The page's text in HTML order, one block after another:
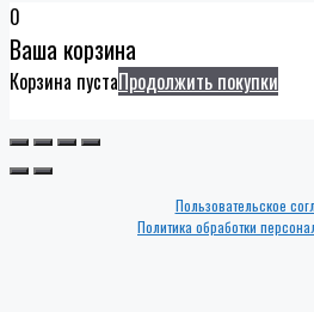
0
Ваша корзина
Корзина пустаПродолжить покупки
Пользовательское
Политика обработки